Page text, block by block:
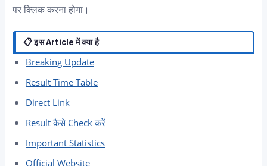
पर क्लिक करना होगा।
📋 इस Article में क्या है
Breaking Update
Result Time Table
Direct Link
Result कैसे Check करें
Important Statistics
Official Website